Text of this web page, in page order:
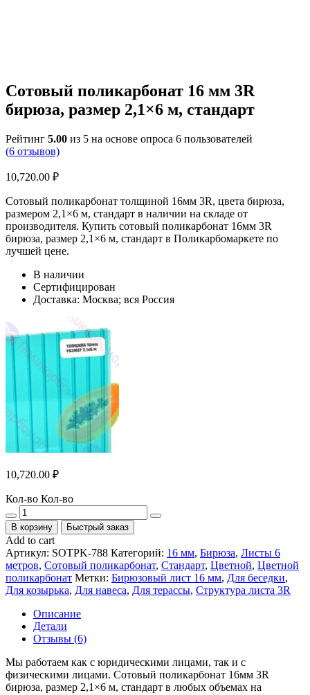
Сотовый поликарбонат 16 мм 3R
бирюза, размер 2,1×6 м, стандарт
Рейтинг 5.00 из 5 на основе опроса 6 пользователей
(6 отзывов)
10,720.00 ₽
Сотовый поликарбонат толщиной 16мм 3R, цвета бирюза,
размером 2,1×6 м, стандарт в наличии на складе от
производителя. Купить сотовый поликарбонат 16мм 3R
бирюза, размер 2,1×6 м, стандарт в Поликарбомаркете по
лучшей цене.
В наличии
Сертифицирован
Доставка: Москва; вся Россия
10,720.00 ₽
Кол-во Кол-во
В корзину Быстрый заказ
Add to cart
Артикул: SOTPK-788 Категорий: 16 мм, Бирюза, Листы 6
метров, Сотовый поликарбонат, Стандарт, Цветной, Цветной
поликарбонат Метки: Бирюзовый лист 16 мм, Для беседки,
Для козырька, Для навеса, Для терассы, Структура листа 3R
Описание
Детали
Отзывы (6)
Мы работаем как с юридическими лицами, так и с
физическими лицами. Сотовый поликарбонат 16мм 3R
бирюза, размер 2,1×6 м, стандарт в любых объемах на